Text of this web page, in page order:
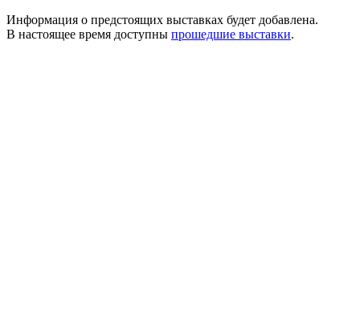
Информация о предстоящих выставках будет добавлена.
В настоящее время доступны прошедшие выставки.